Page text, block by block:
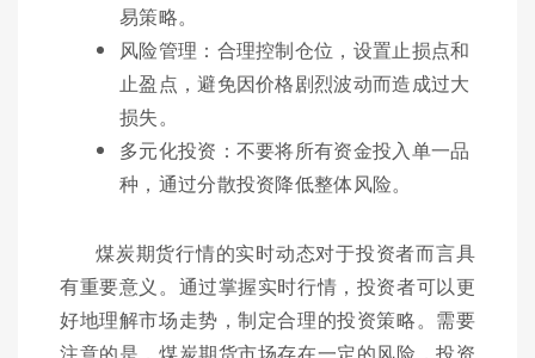
易策略。
风险管理：合理控制仓位，设置止损点和
止盈点，避免因价格剧烈波动而造成过大
损失。
多元化投资：不要将所有资金投入单一品
种，通过分散投资降低整体风险。
煤炭期货行情的实时动态对于投资者而言具
有重要意义。通过掌握实时行情，投资者可以更
好地理解市场走势，制定合理的投资策略。需要
注意的是，煤炭期货市场存在一定的风险，投资